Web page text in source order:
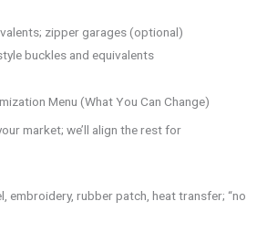
zipper garages (optional)
buckles and equivalents
Menu (What You Can Change)
market; we’ll align the rest for
embroidery, rubber patch, heat transfer; “no